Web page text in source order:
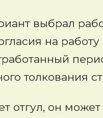
выбрал
на
толкования
отгул, он